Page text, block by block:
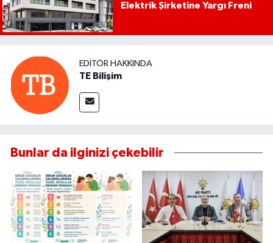
Elektrik Şirketine Yargı Freni
EDITÖR HAKKINDA
TE Bilişim
Bunlar da ilginizi çekebilir